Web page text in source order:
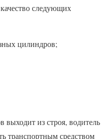
следующих
цилиндров;
выходит из строя, водитель
транспортным средством